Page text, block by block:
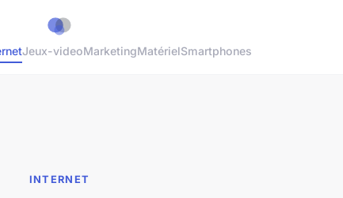
Jeux-videoMarketingMatérielSmartphones
INTERNET